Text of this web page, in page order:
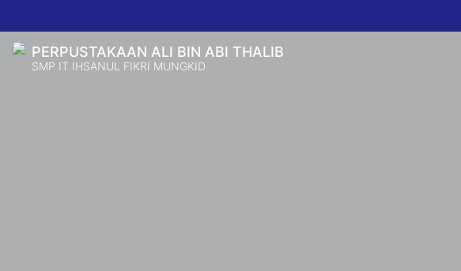
PERPUSTAKAAN ALI BIN ABI THALIB
SMP IT IHSANUL FIKRI MUNGKID